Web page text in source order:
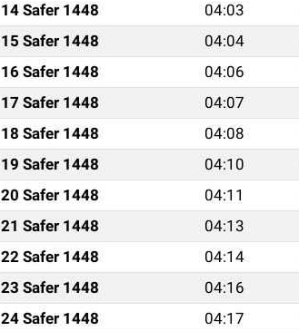
14 Safer 1448 04:03
15 Safer 1448 04:04
16 Safer 1448 04:06
17 Safer 1448 04:07
18 Safer 1448 04:08
19 Safer 1448 04:10
20 Safer 1448 04:11
21 Safer 1448 04:13
22 Safer 1448 04:14
23 Safer 1448 04:16
24 Safer 1448 04:17